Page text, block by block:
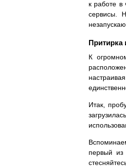
к работе в
сервисы.
Притирка
К
Итак,
первый из